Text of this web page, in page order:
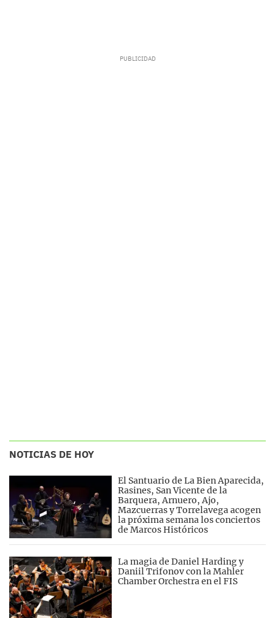
NOTICIAS DE HOY
El Santuario de La Bien Aparecida,
Rasines, San Vicente de la
Barquera, Arnuero, Ajo,
Mazcuerras y Torrelavega acogen
la próxima semana los conciertos
de Marcos Históricos
La magia de Daniel Harding y
Daniil Trifonov con la Mahler
Chamber Orchestra en el FIS